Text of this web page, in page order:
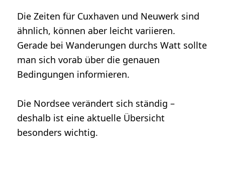
Die Zeiten für Cuxhaven und Neuwerk sind
ähnlich, können aber leicht variieren.
Gerade bei Wanderungen durchs Watt sollte
man sich vorab über die genauen
Bedingungen informieren.
Die Nordsee verändert sich ständig –
deshalb ist eine aktuelle Übersicht
besonders wichtig.